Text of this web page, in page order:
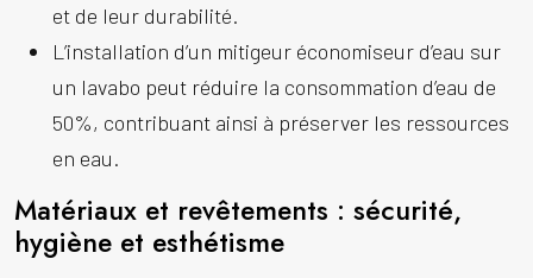
et de leur durabilité.
L’installation d’un mitigeur économiseur d’eau sur
un lavabo peut réduire la consommation d’eau de
50%, contribuant ainsi à préserver les ressources
en eau.
Matériaux et revêtements : sécurité,
hygiène et esthétisme